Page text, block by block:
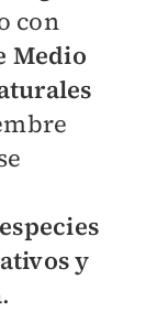
con
Medio
y
.